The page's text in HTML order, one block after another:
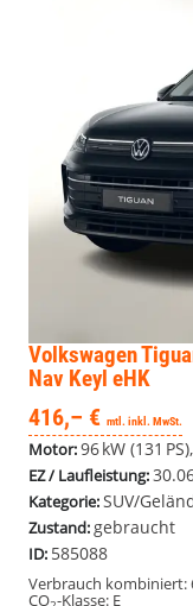
Volkswagen
Nav Keyl eHK
416,– € mtl. inkl. MwSt.
Motor:96 kW (131
EZ / Laufleistung:
Kategorie:SUV/
Zustand:gebraucht
ID: 585088
Verbrauch kombiniert:
CO -Klasse: E